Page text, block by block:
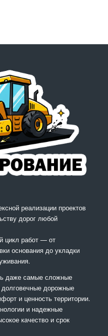
реализации проектов
дорог любой
цикл работ — от
основания до укладки
даже самые сложные
дорожные
и ценность территории.
и надежные
качество и срок